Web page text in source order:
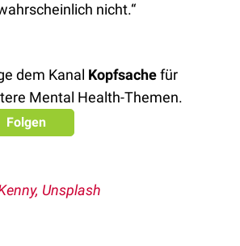
nicht.“
dem Kanal Kopfsachefür
Mental Health-Themen.
Folgen
Unsplash